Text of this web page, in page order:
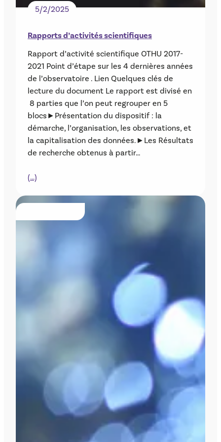
5/2/2025
Rapports d’activités scientifiques
Rapport d’activité scientifique OTHU 2017-
2021 Point d’étape sur les 4 dernières années
de l’observatoire . Lien Quelques clés de
lecture du document Le rapport est divisé en
8 parties que l’on peut regrouper en 5
blocs►Présentation du dispositif : la
démarche, l’organisation, les observations, et
la capitalisation des données.►Les Résultats
de recherche obtenus à partir…
(…)